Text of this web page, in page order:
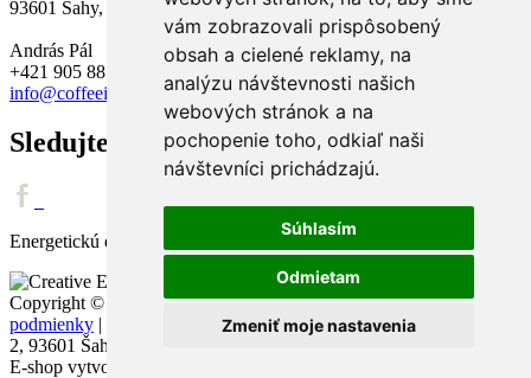
vám zobrazovali prispôsobený
obsah a cielené reklamy, na
analýzu návštevnosti našich
webových stránok a na
pochopenie toho, odkiaľ naši
návštevníci prichádzajú.
Súhlasím
Odmietam
Zmeniť moje nastavenia
93601 Šahy,
András Pál
+421 905 885 644
info@coffeein.sk
Sledujte nás
Energetickú efektívnosť našej pražiarne zabezpečuje
Copyright © 2011 - 2026Všetky práva vyhradené |Obchodné
podmienky | Ochrana osobných údajov|Cookies| Hlavné námestie
2, 93601 Šahy | info@coffeein.sk | +421 905 885 644
E-shop vytvorili: kódovanie a programovanie -